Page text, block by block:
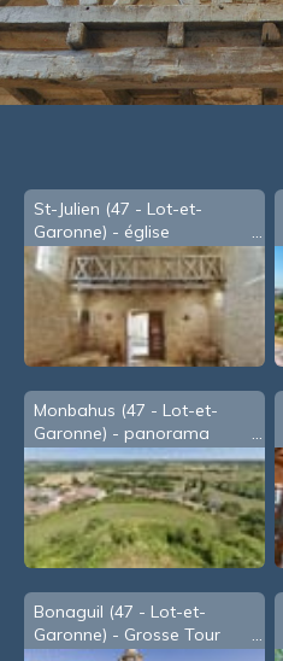
St-Julien (47 - Lot-et-
Garonne) - église
Monbahus (47 - Lot-et-
Garonne) - panorama
depuis la butte de la
Vierge
Bonaguil (47 - Lot-et-
Garonne) - Grosse Tour